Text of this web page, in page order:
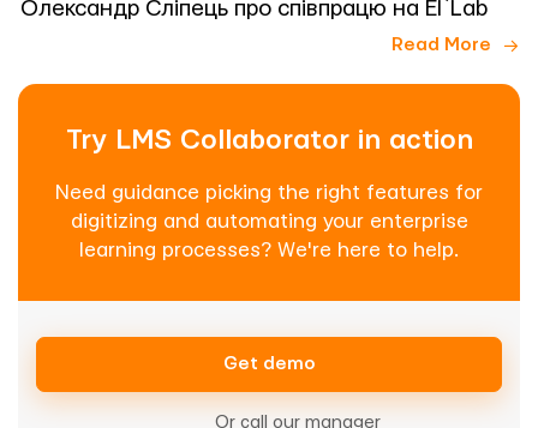
Олександр Сліпець про співпрацю на El`Lab
Read More
Try LMS Collaborator in action
Need guidance picking the right features for
digitizing and automating your enterprise
learning processes? We're here to help.
Get demo
Or call our manager